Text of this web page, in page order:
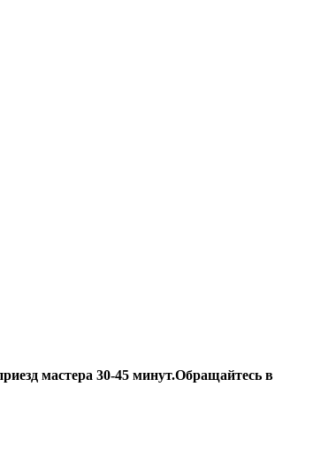
мастера 30-45 минут.Обращайтесь в